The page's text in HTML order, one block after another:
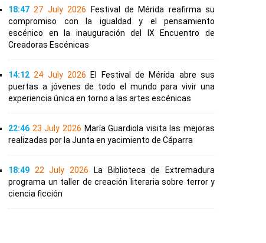
18:47 27 July 2026
Festival de Mérida reafirma su
compromiso con la igualdad y el pensamiento
escénico en la inauguración del IX Encuentro de
Creadoras Escénicas
14:12 24 July 2026
El Festival de Mérida abre sus
puertas a jóvenes de todo el mundo para vivir una
experiencia única en torno a las artes escénicas
22:46 23 July 2026 María Guardiola visita las mejoras
realizadas por la Junta en yacimiento de Cáparra
18:49 22 July 2026
La Biblioteca de Extremadura
programa un taller de creación literaria sobre terror y
ciencia ficción